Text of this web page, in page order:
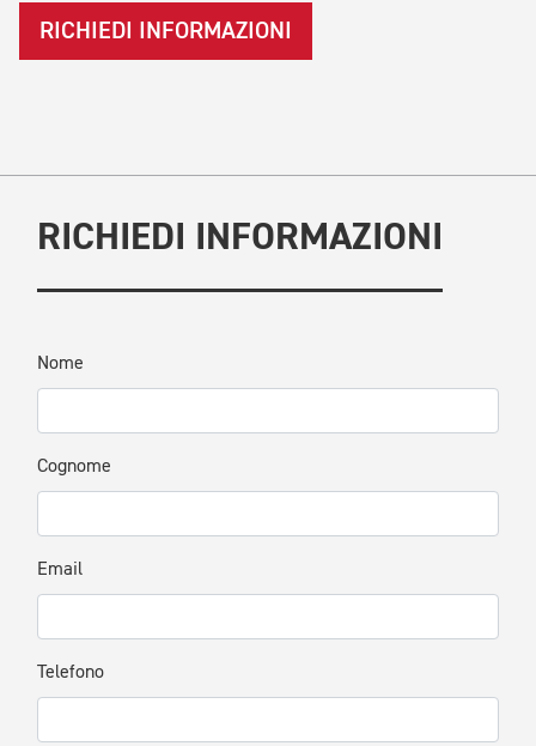
RICHIEDI INFORMAZIONI
RICHIEDI INFORMAZIONI
Nome
Cognome
Email
Telefono